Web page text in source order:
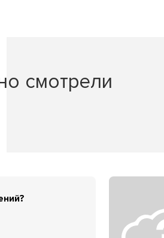
смотрели